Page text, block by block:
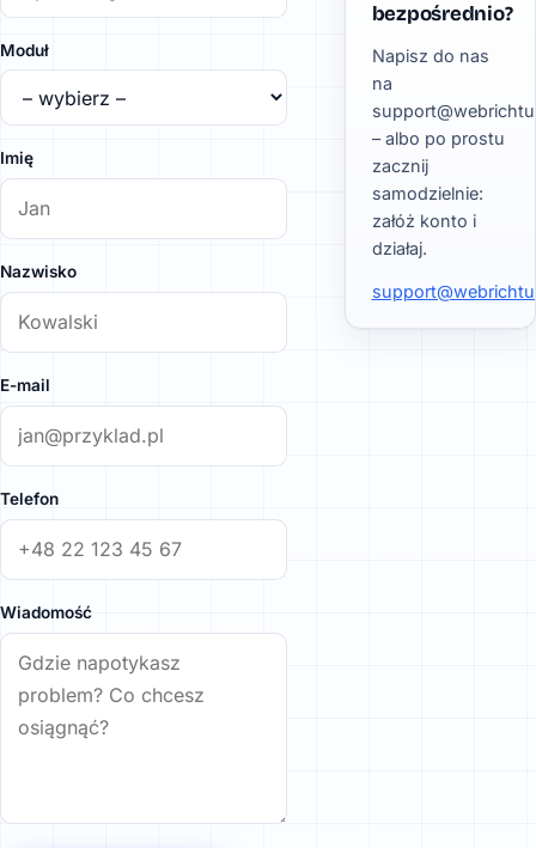
Moduł
Imię
Nazwisko
E-mail
Telefon
Wiadomość
bezpośrednio?
Napisz do nas
na
– albo po prostu
zacznij
samodzielnie:
załóż konto i
działaj.